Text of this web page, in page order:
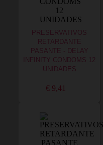
PRESERVATIVOS
RETARDANTE
PASANTE - DELAY
INFINITY CONDOMS 12
UNIDADES
€ 9,41